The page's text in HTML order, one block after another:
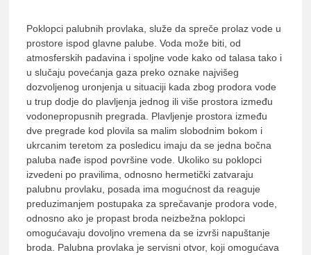
Poklopci palubnih provlaka, služe da spreče prolaz vode u
prostore ispod glavne palube. Voda može biti, od
atmosferskih padavina i spoljne vode kako od talasa tako i
u slučaju povećanja gaza preko oznake najvišeg
dozvoljenog uronjenja u situaciji kada zbog prodora vode
u trup dodje do plavljenja jednog ili više prostora između
vodonepropusnih pregrada. Plavljenje prostora između
dve pregrade kod plovila sa malim slobodnim bokom i
ukrcanim teretom za posledicu imaju da se jedna bočna
paluba nađe ispod površine vode. Ukoliko su poklopci
izvedeni po pravilima, odnosno hermetički zatvaraju
palubnu provlaku, posada ima mogućnost da reaguje
preduzimanjem postupaka za sprečavanje prodora vode,
odnosno ako je propast broda neizbežna poklopci
omogućavaju dovoljno vremena da se izvrši napuštanje
broda. Palubna provlaka je servisni otvor, koji omogućava